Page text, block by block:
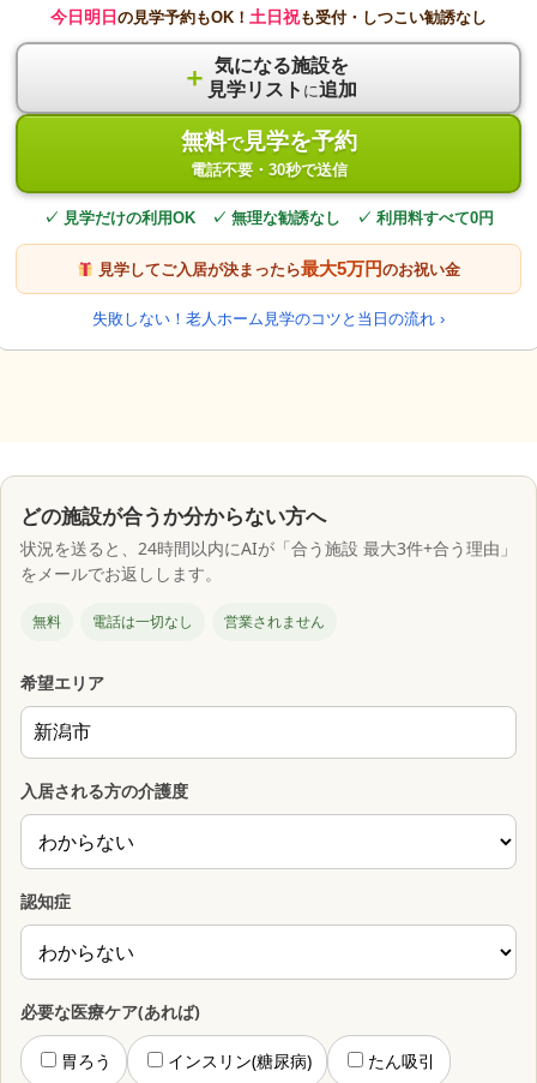
今日明日 の見学予約もOK！ 土日祝も受付・しつこい勧誘なし
＋ 気になる施設を
見学リスト に追加
無料で見学を予約
電話不要・30秒で送信
✓ 見学だけの利用OK ✓ 無理な勧誘なし ✓ 利用料すべて0円
見学してご入居が決まったら最大5万円のお祝い金
失敗しない！老人ホーム見学のコツと当日の流れ ›
どの施設が合うか分からない方へ
状況を送ると、24時間以内にAIが「合う施設 最大3件+合う理由」
をメールでお返しします。
無料 電話は一切なし 営業されません
希望エリア
入居される方の介護度
認知症
必要な医療ケア(あれば)
胃ろう インスリン(糖尿病) たん吸引